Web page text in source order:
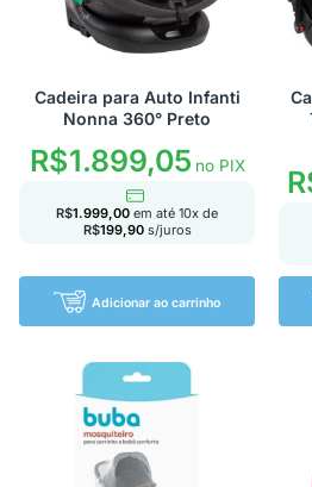
Cadeira para Auto Infanti
Nonna 360° Preto
R$1.899,05no PIX
R$1.999,00 em até 10x de
R$199,90s/juros
Adicionar ao carrinho